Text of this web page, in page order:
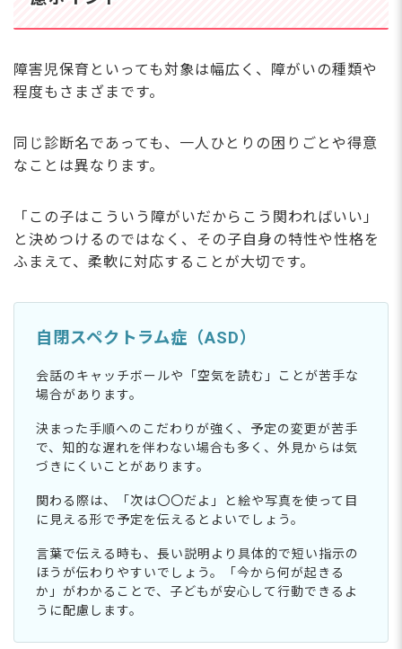
障害児保育といっても対象は幅広く、障がいの種類や
程度もさまざまです。
同じ診断名であっても、一人ひとりの困りごとや得意
なことは異なります。
「この子はこういう障がいだからこう関わればいい」
と決めつけるのではなく、その子自身の特性や性格を
ふまえて、柔軟に対応することが大切です。
自閉スペクトラム症（ASD）
会話のキャッチボールや「空気を読む」ことが苦手な
場合があります。
決まった手順へのこだわりが強く、予定の変更が苦手
で、知的な遅れを伴わない場合も多く、外見からは気
づきにくいことがあります。
関わる際は、「次は〇〇だよ」と絵や写真を使って目
に見える形で予定を伝えるとよいでしょう。
言葉で伝える時も、長い説明より具体的で短い指示の
ほうが伝わりやすいでしょう。「今から何が起きる
か」がわかることで、子どもが安心して行動できるよ
うに配慮します。